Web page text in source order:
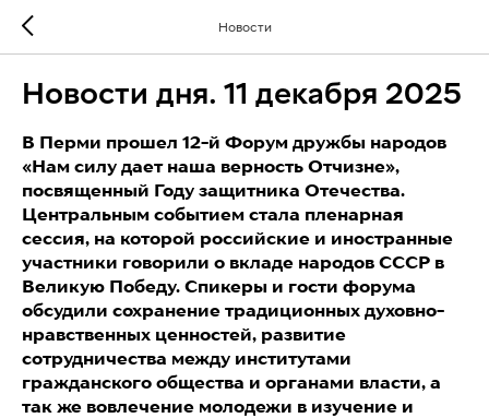
Новости
Новости дня. 11 декабря 2025
В Перми прошел 12-й Форум дружбы народов
«Нам силу дает наша верность Отчизне»,
посвященный Году защитника Отечества.
Центральным событием стала пленарная
сессия, на которой российские и иностранные
участники говорили о вкладе народов CCCP в
Великую Победу. Спикеры и гости форума
обсудили сохранение традиционных духовно-
нравственных ценностей, развитие
сотрудничества между институтами
гражданского общества и органами власти, а
так же вовлечение молодежи в изучение и